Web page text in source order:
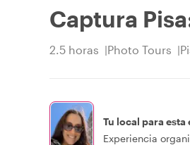
Captura
2.5 horas Photo Tours
Tu local para esta
Experiencia